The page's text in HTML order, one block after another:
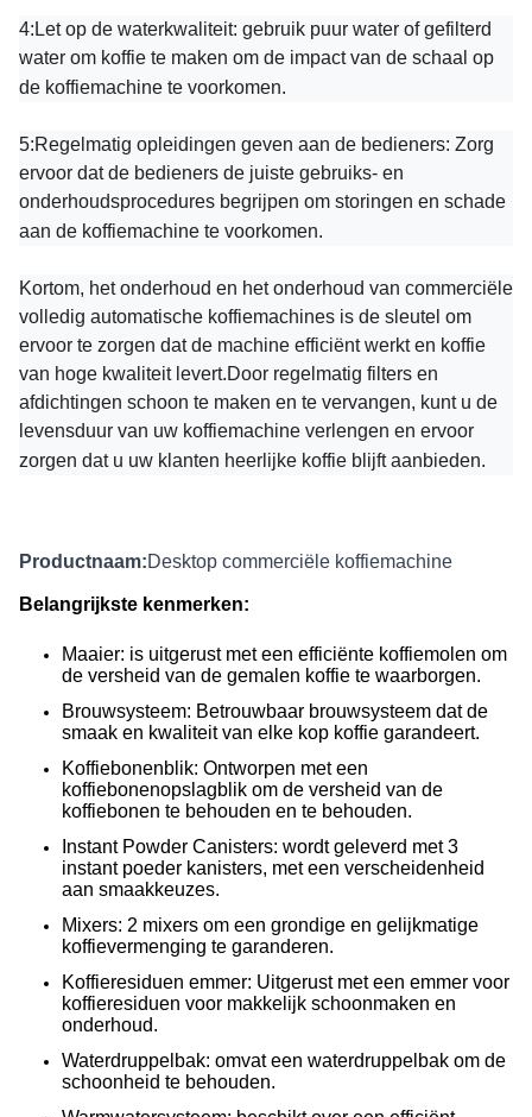
4: Let op de waterkwaliteit: gebruik puur water of gefilterd
water om koffie te maken om de impact van de schaal op
de koffiemachine te voorkomen.
5:Regelmatig opleidingen geven aan de bedieners: Zorg
ervoor dat de bedieners de juiste gebruiks- en
onderhoudsprocedures begrijpen om storingen en schade
aan de koffiemachine te voorkomen.
Kortom, het onderhoud en het onderhoud van commerciële
volledig automatische koffiemachines is de sleutel om
ervoor te zorgen dat de machine efficiënt werkt en koffie
van hoge kwaliteit levert.Door regelmatig filters en
afdichtingen schoon te maken en te vervangen, kunt u de
levensduur van uw koffiemachine verlengen en ervoor
zorgen dat u uw klanten heerlijke koffie blijft aanbieden.
Productnaam:Desktop commerciële koffiemachine
Belangrijkste kenmerken:
Maaier: is uitgerust met een efficiënte koffiemolen om
de versheid van de gemalen koffie te waarborgen.
Brouwsysteem: Betrouwbaar brouwsysteem dat de
smaak en kwaliteit van elke kop koffie garandeert.
Koffiebonenblik: Ontworpen met een
koffiebonenopslagblik om de versheid van de
koffiebonen te behouden en te behouden.
Instant Powder Canisters: wordt geleverd met 3
instant poeder kanisters, met een verscheidenheid
aan smaakkeuzes.
Mixers: 2 mixers om een grondige en gelijkmatige
koffievermenging te garanderen.
Koffieresiduen emmer: Uitgerust met een emmer voor
koffieresiduen voor makkelijk schoonmaken en
onderhoud.
Waterdruppelbak: omvat een waterdruppelbak om de
schoonheid te behouden.